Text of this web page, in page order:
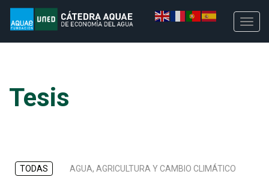
Tesis
TODAS
AGUA, AGRICULTURA Y CAMBIO CLIMÁTICO